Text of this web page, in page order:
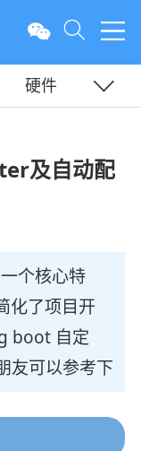
硬件
及自动配
个核心特
化了项目开
boot 自定
友可以参考下